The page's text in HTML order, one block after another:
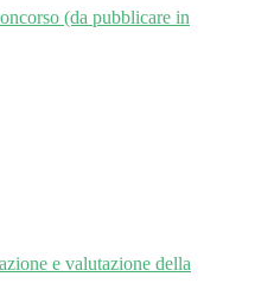
(da pubblicare in
e valutazione della